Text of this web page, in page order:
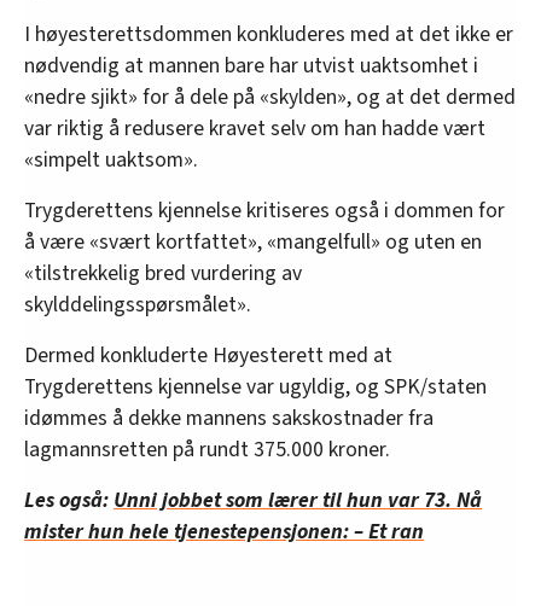
I høyesterettsdommen konkluderes med at det ikke er
nødvendig at mannen bare har utvist uaktsomhet i
«nedre sjikt» for å dele på «skylden», og at det dermed
var riktig å redusere kravet selv om han hadde vært
«simpelt uaktsom».
Trygderettens kjennelse kritiseres også i dommen for
å være «svært kortfattet», «mangelfull» og uten en
«tilstrekkelig bred vurdering av
skylddelingsspørsmålet».
Dermed konkluderte Høyesterett med at
Trygderettens kjennelse var ugyldig, og SPK/staten
idømmes å dekke mannens sakskostnader fra
lagmannsretten på rundt 375.000 kroner.
Les også: Unni jobbet som lærer til hun var 73. Nå
mister hun hele tjenestepensjonen: – Et ran